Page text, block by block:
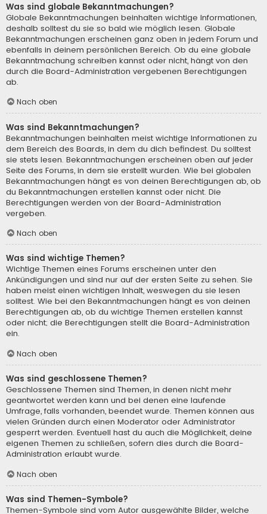
Was sind globale Bekanntmachungen?
Globale Bekanntmachungen beinhalten wichtige Informationen,
deshalb solltest du sie so bald wie möglich lesen. Globale
Bekanntmachungen erscheinen ganz oben in jedem Forum und
ebenfalls in deinem persönlichen Bereich. Ob du eine globale
Bekanntmachung schreiben kannst oder nicht, hängt von den
durch die Board-Administration vergebenen Berechtigungen
ab.
Nach oben
Was sind Bekanntmachungen?
Bekanntmachungen beinhalten meist wichtige Informationen zu
dem Bereich des Boards, in dem du dich befindest. Du solltest
sie stets lesen. Bekanntmachungen erscheinen oben auf jeder
Seite des Forums, in dem sie erstellt wurden. Wie bei globalen
Bekanntmachungen hängt es von deinen Berechtigungen ab, ob
du Bekanntmachungen erstellen kannst oder nicht. Die
Berechtigungen werden von der Board-Administration
vergeben.
Nach oben
Was sind wichtige Themen?
Wichtige Themen eines Forums erscheinen unter den
Ankündigungen und sind nur auf der ersten Seite zu sehen. Sie
haben meist einen wichtigen Inhalt, weswegen du sie lesen
solltest. Wie bei den Bekanntmachungen hängt es von deinen
Berechtigungen ab, ob du wichtige Themen erstellen kannst
oder nicht; die Berechtigungen stellt die Board-Administration
ein.
Nach oben
Was sind geschlossene Themen?
Geschlossene Themen sind Themen, in denen nicht mehr
geantwortet werden kann und bei denen eine laufende
Umfrage, falls vorhanden, beendet wurde. Themen können aus
vielen Gründen durch einen Moderator oder Administrator
gesperrt werden. Eventuell hast du auch die Möglichkeit, deine
eigenen Themen zu schließen, sofern dies durch die Board-
Administration erlaubt wurde.
Nach oben
Was sind Themen-Symbole?
Themen-Symbole sind vom Autor ausgewählte Bilder, welche